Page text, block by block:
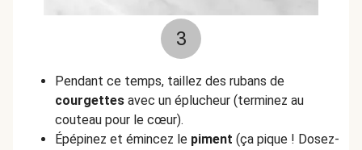
3
Pendant ce temps, taillez des rubans de
courgettes avec un éplucheur (terminez au
couteau pour le cœur).
Épépinez et émincez le piment (ça pique ! Dosez-